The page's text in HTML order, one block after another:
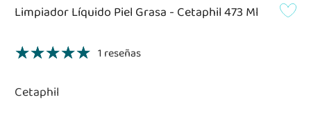
Limpiador Líquido Piel Grasa - Cetaphil 473 Ml
1 reseñas
Cetaphil